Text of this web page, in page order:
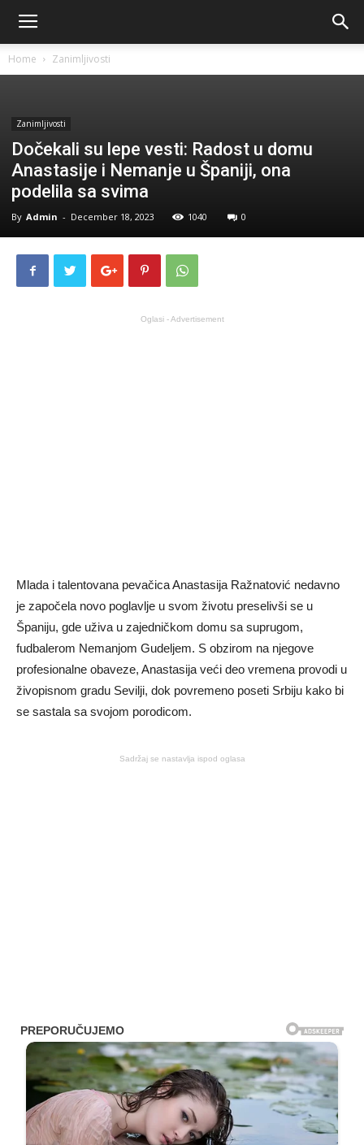
Home Zanimljivosti
Zanimljivosti
Dočekali su lepe vesti: Radost u domu
Anastasije i Nemanje u Španiji, ona
podelila sa svima
By Admin - December 18, 2023 1040 0
Oglasi - Advertisement
Mlada i talentovana pevačica Anastasija Ražnatović nedavno
je započela novo poglavlje u svom životu preselivši se u
Španiju, gde uživa u zajedničkom domu sa suprugom,
fudbalerom Nemanjom Gudeljem. S obzirom na njegove
profesionalne obaveze, Anastasija veći deo vremena provodi u
živopisnom gradu Sevilji, dok povremeno poseti Srbiju kako bi
se sastala sa svojom porodicom.
Sadržaj se nastavlja ispod oglasa